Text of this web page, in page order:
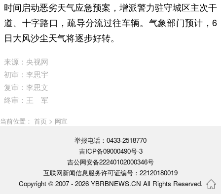
时间启动恶劣天气应急预案，增派警力驻守城区主次干
道、十字路口，疏导分流过往车辆。气象部门预计，6
日大风沙尘天气将逐步好转。
来源：央视网
初审：李思宇
复审：李思文
终审：王 军
当前位置： 首页 > 网宣
举报电话：0433-2518770
吉ICP备09000490号-3
吉公网安备22240102000346号
互联网新闻信息服务许可证编号：22120180019
Copyright © 2007 - 2026 YBRBNEWS.CN All Rights Reserved.